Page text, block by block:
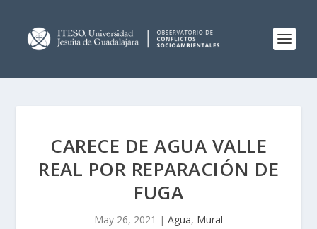
CARECE DE AGUA VALLE
REAL POR REPARACIÓN DE
FUGA
May 26, 2021 | Agua, Mural